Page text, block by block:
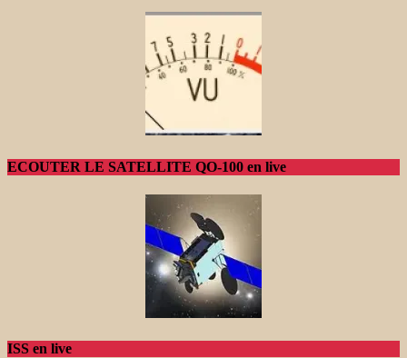
ECOUTER LE SATELLITE QO-100 en live
ISS en live